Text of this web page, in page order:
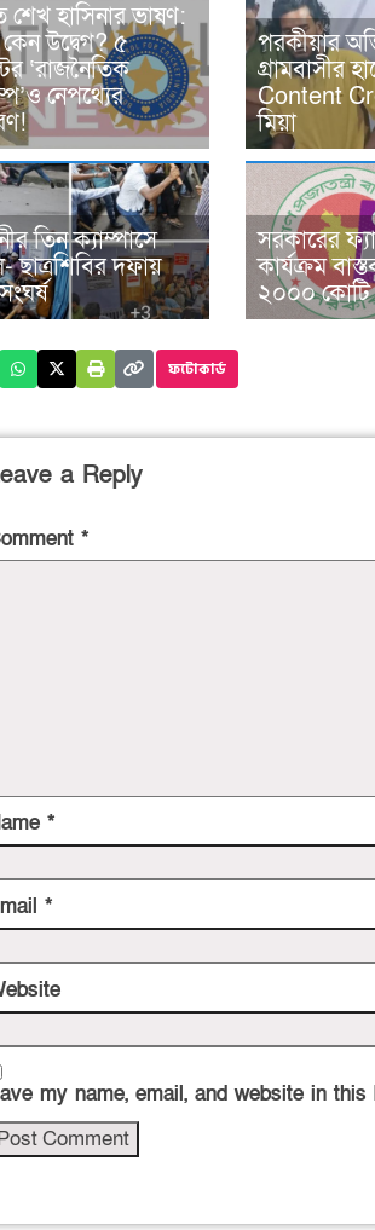
শেখ হাসিনার ভাষণ:
উদ্বেগ? ৫
‘রাজনৈতিক
নেপথ্যের
পরকীয়ার
গ্রামবাসীর
Content
মিয়া
তিন ক্যাম্পাসে
ছাত্রশিবির দফায়
সরকারের
কার্যক্রম
২০০০ কোটি
ফটোকার্ড
a Reply
*
*
*
my name, email, and website in